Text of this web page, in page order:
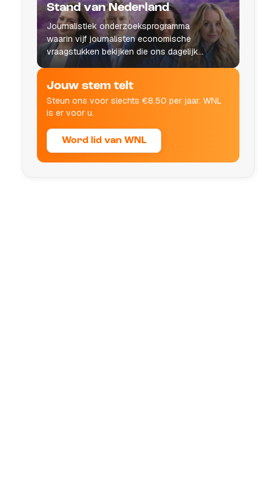
Stand van Nederland
Journalistiek onderzoeksprogramma
waarin vijf journalisten economische
vraagstukken bekijken die ons dagelijks
leven raken.
Jouw stem telt
Steun ons voor slechts €8,50 per jaar. WNL
is er voor u.
Word lid van WNL